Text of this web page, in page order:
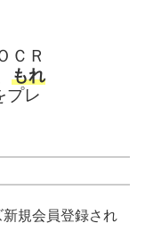
ＣＲ
もれ
プレ
規会員登録され